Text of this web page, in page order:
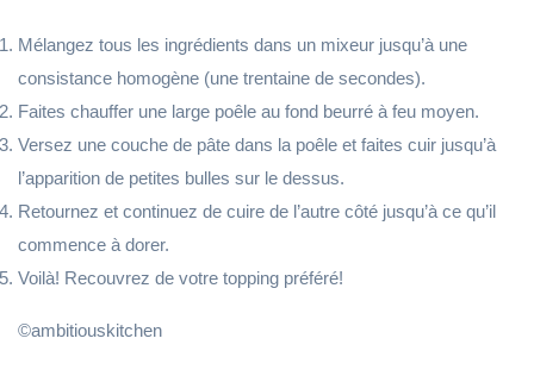
Mélangez tous les ingrédients dans un mixeur jusqu’à une
consistance homogène (une trentaine de secondes).
Faites chauffer une large poêle au fond beurré à feu moyen.
Versez une couche de pâte dans la poêle et faites cuir jusqu’à
l’apparition de petites bulles sur le dessus.
Retournez et continuez de cuire de l’autre côté jusqu’à ce qu’il
commence à dorer.
Voilà! Recouvrez de votre topping préféré!
©ambitiouskitchen